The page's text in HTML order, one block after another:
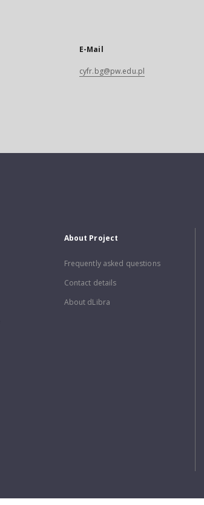
E-Mail
cyfr.bg@pw.edu.pl
About Project
Frequently asked questions
Contact details
About dLibra